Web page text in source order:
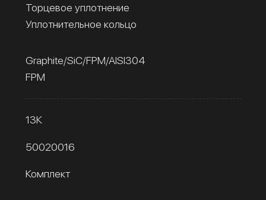
Торцевое уплотнение
Уплотнительное кольцо
Graphite/SiC/FPM/AISI304
FPM
13К
50020016
Комплект